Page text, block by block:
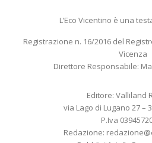
L’Eco Vicentino è una
Registrazione n. 16/2016 del
Vicenza
Direttore Responsabile:
Editore: Valliland
via Lago di Lugano 27 –
P.Iva
Redazione: